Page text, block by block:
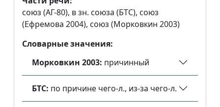
союз (АГ-80), в зн. союза (БТС), союз
(Ефремова 2004), союз (Морковкин 2003)
Словарные значения:
Морковкин 2003: причинный
БТС: по причине чего-л., из-за чего-л.